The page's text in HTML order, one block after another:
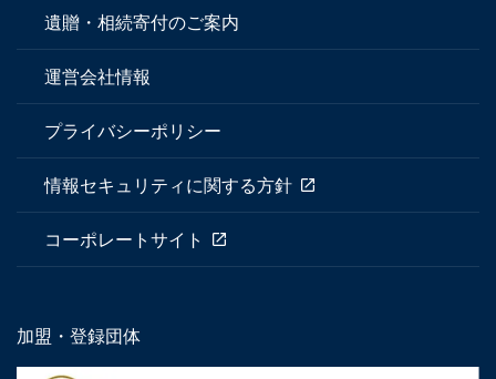
遺贈・相続寄付のご案内
運営会社情報
プライバシーポリシー
情報セキュリティに関する方針
コーポレートサイト
加盟・登録団体